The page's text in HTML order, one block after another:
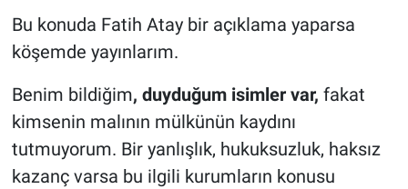
Bu konuda Fatih Atay bir açıklama yaparsa
köşemde yayınlarım.
Benim bildiğim, duyduğum isimler var, fakat
kimsenin malının mülkünün kaydını
tutmuyorum. Bir yanlışlık, hukuksuzluk, haksız
kazanç varsa bu ilgili kurumların konusu